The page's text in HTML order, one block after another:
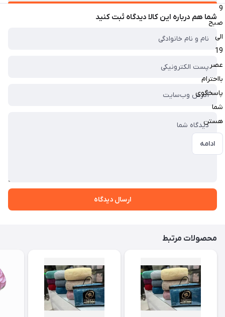
9
صبح
الی
19
عصر
بااحترام
پاسخگوی
شما
هستن
ادامه
شما هم درباره این کالا دیدگاه ثبت کنید
ارسال دیدگاه
محصولات مرتبط